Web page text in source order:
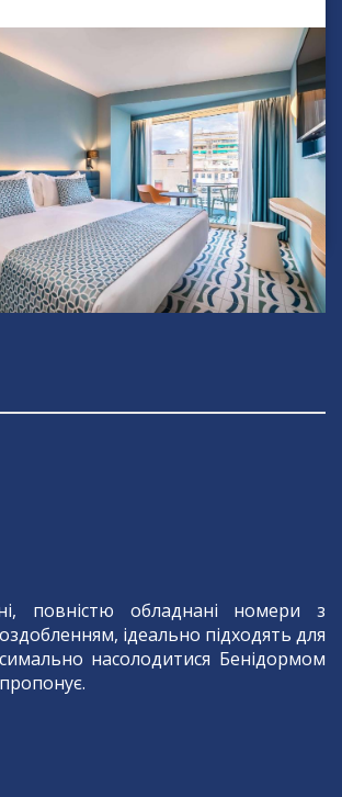
повністю обладнані номери з
ідеально підходять для
насолодитися Бенідормом